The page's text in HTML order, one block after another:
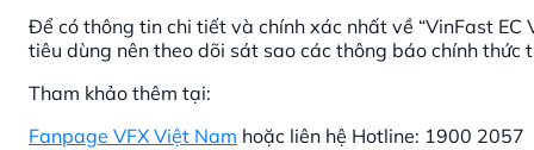
Để có thông tin chi tiết và chính xác nhất về “VinFast
tiêu dùng nên theo dõi sát sao các thông báo chính thức
Tham khảo thêm tại:
Fanpage VFX Việt Nam hoặc liên hệ Hotline: 1900 2057